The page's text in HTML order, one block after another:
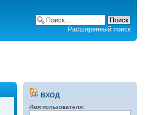
Расширенный поиск
ВХОД
Имя пользователя: